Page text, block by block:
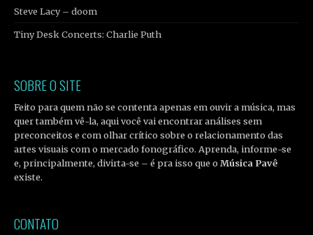
Steve Lacy – doom
Tiny Desk Concerts: Charlie Puth
SOBRE O SITE
Feito para quem não se contenta apenas em ouvir a música, mas
quer também vê-la, aqui você vai encontrar análises sem
preconceitos e com olhar crítico sobre o relacionamento das
artes visuais com o mercado fonográfico. Aprenda, informe-se
e, principalmente, divirta-se – é pra isso que oMúsica Pavê
existe.
CONTATO